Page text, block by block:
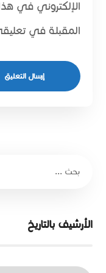
الإلكتروني في
المقبلة في
الأرشيف بالتاريخ